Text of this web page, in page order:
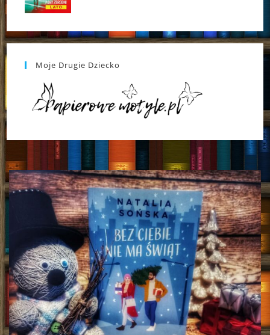
Moje Drugie Dziecko